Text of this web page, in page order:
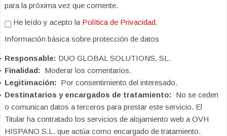
para la próxima vez que comente.
He leído y acepto la Política de Privacidad.
Información básica sobre protección de datos
Responsable: DUO GLOBAL SOLUTIONS, SL.
Finalidad: Moderar los comentarios.
Legitimación: Por consentimiento del interesado.
Destinatarios y encargados de tratamiento: No se ceden
o comunican datos a terceros para prestar este servicio. El
Titular ha contratado los servicios de alojamiento web a OVH
HISPANO S.L. que actúa como encargado de tratamiento.